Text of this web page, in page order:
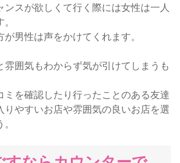
ンスが欲しくて行く際には女性は一人
男性は声をかけてくれます。
雰囲気もわからず気が引けてしまうも
ミを確認したり行ったことのある友達
りやすいお店や雰囲気の良いお店を選